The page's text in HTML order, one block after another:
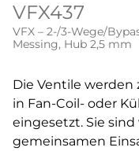
VFX437
VFX – 2-/3-Wege/
Messing, Hub 2,5 mm
Die Ventile
in Fan-Coil- oder
eingesetzt. Sie
gemeinsamen